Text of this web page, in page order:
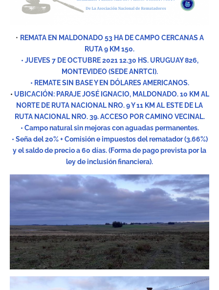
• REMATA EN MALDONADO 53 HA DE CAMPO CERCANAS A
RUTA 9 KM 150.
• JUEVES 7 DE OCTUBRE 2021 12.30 HS. URUGUAY 826,
MONTEVIDEO (SEDE ANRTCI).
• REMATE SIN BASE Y EN DÓLARES AMERICANOS.
• UBICACIÓN: PARAJE JOSÉ IGNACIO, MALDONADO. 10 KM AL
NORTE DE RUTA NACIONAL NRO. 9 Y 11 KM AL ESTE DE LA
RUTA NACIONAL NRO. 39. ACCESO POR CAMINO VECINAL.
• Campo natural sin mejoras con aguadas permanentes.
• Seña del 20% + Comisión e impuestos del rematador (3.66%)
y el saldo de precio a 60 días. (Forma de pago prevista por la
ley de inclusión financiera).